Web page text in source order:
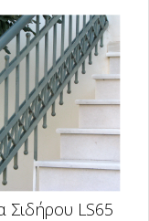
Σιδήρου LS65